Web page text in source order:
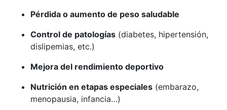
Pérdida o aumento de peso saludable
Control de patologías (diabetes, hipertensión,
dislipemias, etc.)
Mejora del rendimiento deportivo
Nutrición en etapas especiales (embarazo,
menopausia, infancia…)